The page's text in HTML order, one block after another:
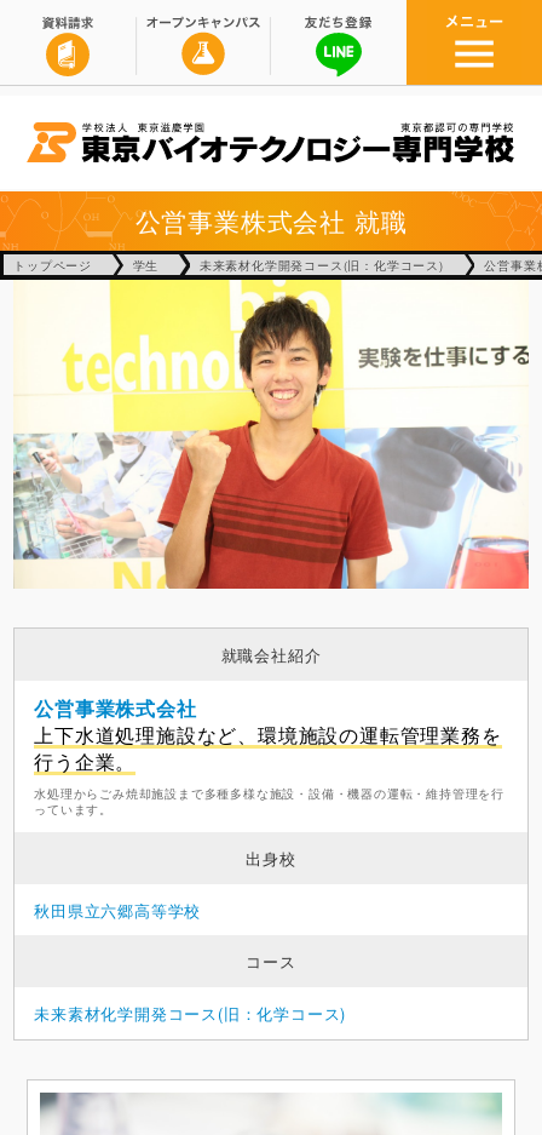
公営事業株式会社 就職
トップページ 学生 未来素材化学開発コース(旧：化学コース) 公営事業
就職会社紹介
公営事業株式会社
上下水道処理施設など、環境施設の運転管理業務を
行う企業。
水処理からごみ焼却施設まで多種多様な施設・設備・機器の運転・維持管理を行
っています。
出身校
秋田県立六郷高等学校
コース
未来素材化学開発コース(旧：化学コース)